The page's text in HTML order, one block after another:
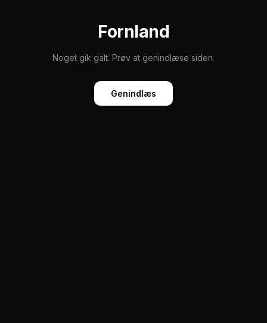
Fornland
Noget gik galt. Prøv at genindlæse siden.
Genindlæs